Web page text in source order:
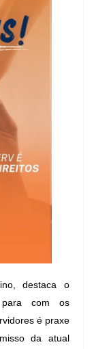
destaca o
para com os
é praxe
da atual